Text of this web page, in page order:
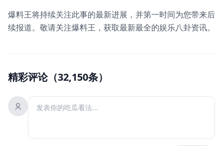
爆料王将持续关注此事的最新进展，并第一时间为您带来后
续报道。敬请关注爆料王，获取最新最全的娱乐八卦资讯。
精彩评论（32,150条）